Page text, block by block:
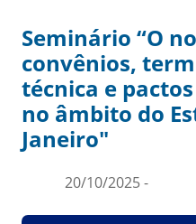
Seminário “O
convênios,
técnica e
no âmbito do
Janeiro"
20/10/2025 -